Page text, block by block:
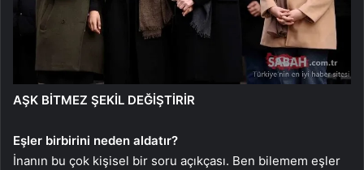
AŞK BİTMEZ ŞEKİL DEĞİŞTİRİR
Eşler birbirini neden aldatır?
İnanın bu çok kişisel bir soru açıkçası. Ben bilemem eşler